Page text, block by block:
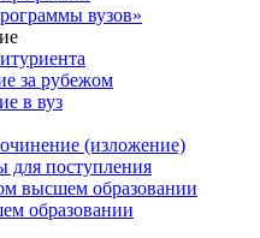
вузов»
за рубежом
в вуз
(изложение)
поступления
высшем образовании
образовании